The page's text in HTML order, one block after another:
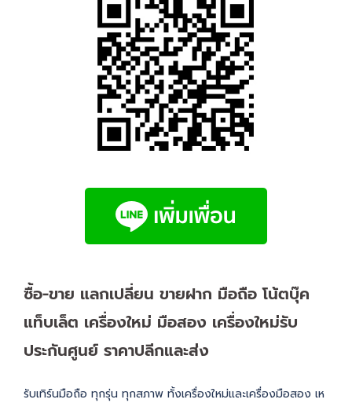
ซื้อ-ขาย แลกเปลี่ยน ขายฝาก มือถือ โน้ตบุ๊ค
แท็บเล็ต เครื่องใหม่ มือสอง เครื่องใหม่รับ
ประกันศูนย์ ราคาปลีกและส่ง
รับเทิร์นมือถือ ทุกรุ่น ทุกสภาพ ทั้งเครื่องใหม่และเครื่องมือสอง เห